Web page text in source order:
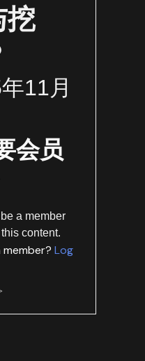
挖
11月
会员
a member
content.
member?Log